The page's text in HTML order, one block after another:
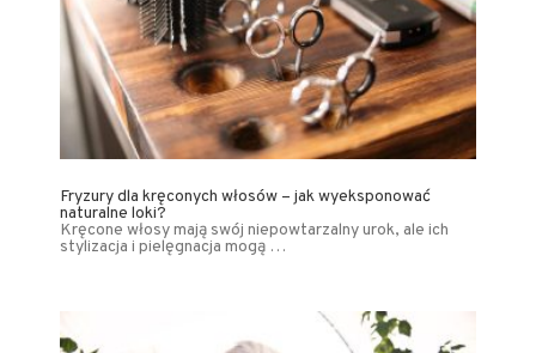
Fryzury dla kręconych włosów – jak wyeksponować
naturalne loki?
Kręcone włosy mają swój niepowtarzalny urok, ale ich
stylizacja i pielęgnacja mogą …